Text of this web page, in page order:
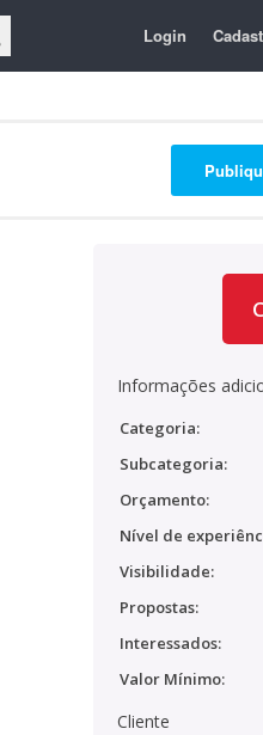
Login
Informações
Categoria:
Subcategoria:
Orçamento:
Nível de
Visibilidade:
Propostas:
Interessados:
Valor Mínimo:
Cliente